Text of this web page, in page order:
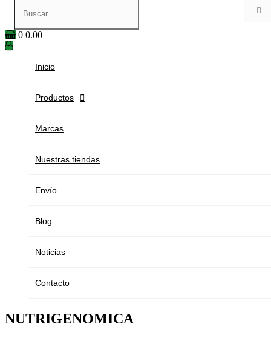

0 0.00
Inicio
Productos 
Marcas
Nuestras tiendas
Envío
Blog
Noticias
Contacto
NUTRIGENOMICA